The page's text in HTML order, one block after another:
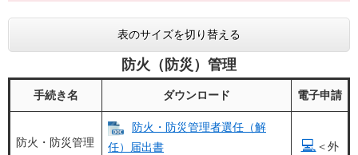
表のサイズを切り替える
防火（防災）管理
手続き名 ダウンロード 電子申請
防火・防災管理
防火・防災管理者選任（解
任）届出書
💻 ＜外